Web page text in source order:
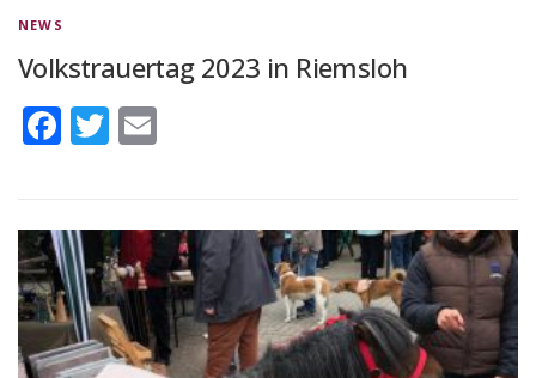
NEWS
Volkstrauertag 2023 in Riemsloh
Facebook
Twitter